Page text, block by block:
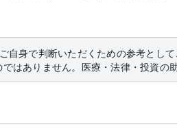
自身で判断いただくための参考とし
はありません。医療・法律・投資の